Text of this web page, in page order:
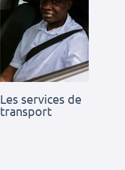
Les services de
transport